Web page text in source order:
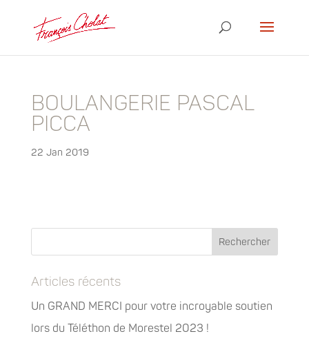
BOULANGERIE PASCAL
PICCA
22 Jan 2019
Articles récents
Un GRAND MERCI pour votre incroyable soutien
lors du Téléthon de Morestel 2023 !